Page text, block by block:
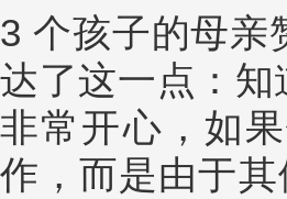
3 个孩子的母亲
达了这一点：
非常开心，如
作，而是由于